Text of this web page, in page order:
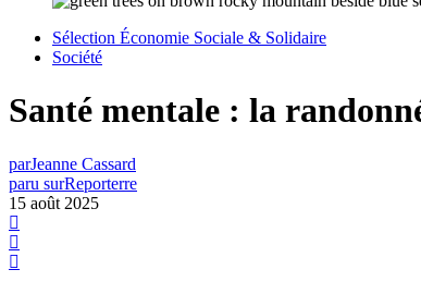
Sélection Économie Sociale & Solidaire
Société
Santé mentale : la
parJeanne Cassard
paru surReporterre
15 août 2025